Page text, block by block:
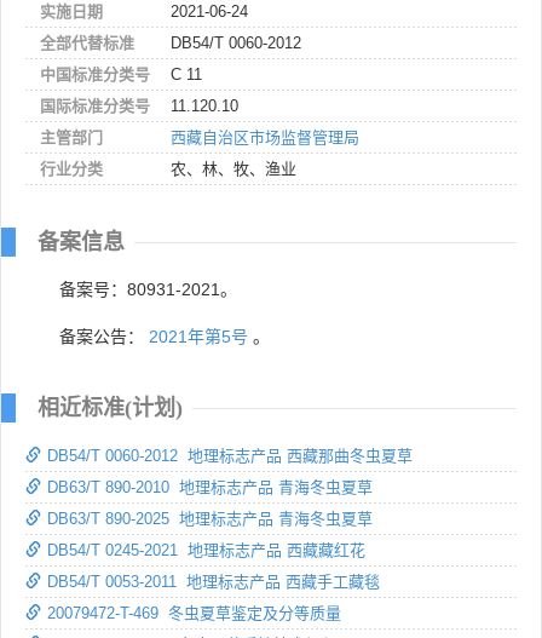
实施日期
2021-06-24
全部代替标准
DB54/T 0060-2012
中国标准分类号
C 11
国际标准分类号
11.120.10
主管部门
西藏自治区市场监督管理局
行业分类
农、林、牧、渔业
备案信息
备案号：80931-2021。
备案公告： 2021年第5号 。
相近标准(计划)
DB54/T 0060-2012 地理标志产品 西藏那曲冬虫夏草
DB63/T 890-2010 地理标志产品 青海冬虫夏草
DB63/T 890-2025 地理标志产品 青海冬虫夏草
DB54/T 0245-2021 地理标志产品 西藏藏红花
DB54/T 0053-2011 地理标志产品 西藏手工藏毯
20079472-T-469 冬虫夏草鉴定及分等质量